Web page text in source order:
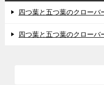
四つ葉と五つ葉のクローバ
四つ葉と五つ葉のクローバ